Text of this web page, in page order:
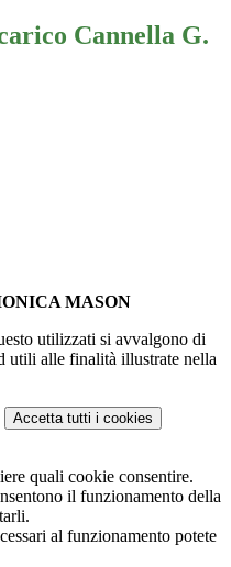
Cannella G.
MASON
utilizzati si avvalgono di
utili alle finalità illustrate nella
Accetta tutti i cookies
quali cookie consentire.
il funzionamento della
al funzionamento potete